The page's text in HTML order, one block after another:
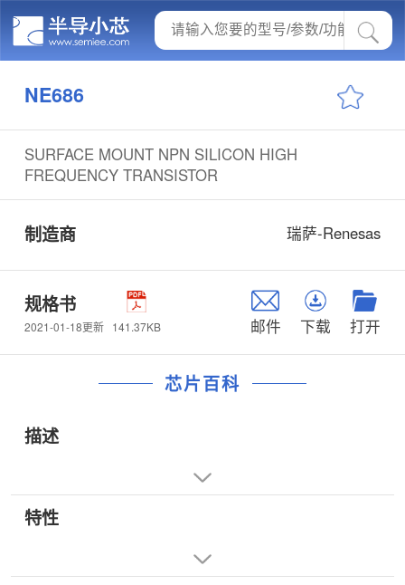
NE686
SURFACE MOUNT NPN SILICON HIGH
FREQUENCY TRANSISTOR
制造商 瑞萨-Renesas
规格书
2021-01-18更新 141.37KB 邮件 下载 打开
芯片百科
描述
特性